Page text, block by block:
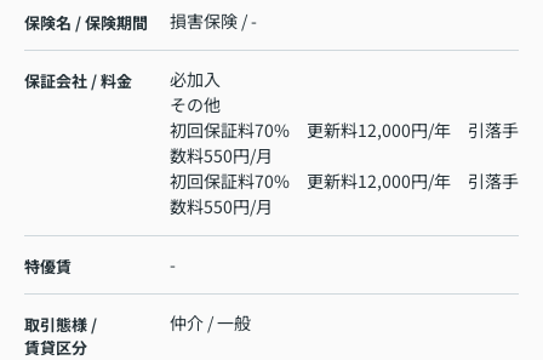
保険名 / 保険期間 損害保険 / -
保証会社 / 料金
必加入
その他
初回保証料70% 更新料12,000円/年 引落手
数料550円/月
初回保証料70% 更新料12,000円/年 引落手
数料550円/月
特優賃 -
取引態様 /
賃貸区分
仲介 / 一般